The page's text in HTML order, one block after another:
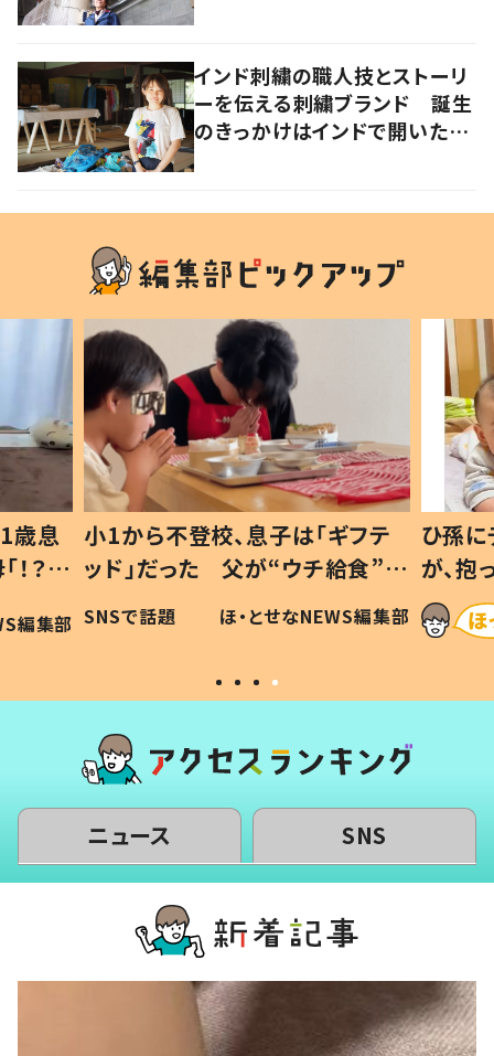
インド刺繍の職人技とストーリ
ーを伝える刺繍ブランド 誕生
のきっかけはインドで開いたフ
歳息
？」
編集部
小1から不登校、息子は「ギフテ
ッド」だった 父が“ウチ給食”を
作り続ける理由とは #令和の親
#令和の子
SNSで話題 ほ・とせなNEWS編集部
ひ孫
が、
「涙が
い」
ニュース SNS